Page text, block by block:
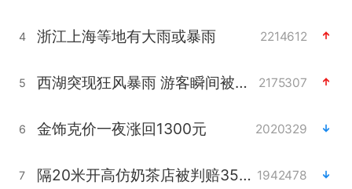
4 浙江上海等地有大雨或暴雨 2214612
5 西湖突现狂风暴雨 游客瞬间被浇透 2175307
6 金饰克价一夜涨回1300元 2020329
7 隔20米开高仿奶茶店被判赔35万元 1942478